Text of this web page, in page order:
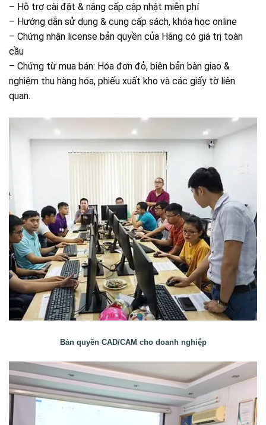
– Hỗ trợ cài đặt & nâng cấp cập nhật miễn phí
– Hướng dẫn sử dụng & cung cấp sách, khóa học online
– Chứng nhận license bản quyền của Hãng có giá trị toàn
cầu
– Chứng từ mua bán: Hóa đơn đỏ, biên bản bàn giao &
nghiệm thu hàng hóa, phiếu xuất kho và các giấy tờ liên
quan.
Bản quyền CAD/CAM cho doanh nghiệp